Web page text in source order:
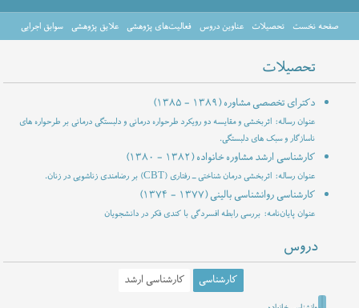
صفحه نخست تحصیلات عناوین دروس فعالیت‌های پژوهشی علایق پژوهشی سوابق اجرایی
تحصیلات
دکترای تخصصی مشاوره(۱۳۸۵ - ۱۳۸۹)
عنوان رساله: اثربخشی و مقایسه دو رویکرد طرحواره درمانی و دلبستگی درمانی بر طرحواره های
ناسازگار و سبک های دلبستگی.
کارشناسی ارشد مشاوره خانواده(۱۳۸۰ - ۱۳۸۲)
عنوان رساله: اثربخشی درمان شناختی ـ رفتاری (CBT) بر رضامندی زناشویی در زنان.
کارشناسی روانشناسی بالینی(۱۳۷۴ - ۱۳۷۷)
عنوان پایان‌نامه: بررسی رابطه افسردگی با کندی فکر در دانشجویان
دروس
کارشناسی کارشناسی ارشد